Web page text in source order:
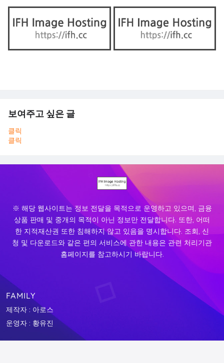
보여주고 싶은 글
클릭
클릭
※ 해당 웹사이트는 정보 전달을 목적으로 운영하고 있으며, 금융
상품 판매 및 중개의 목적이 아닌 정보만 전달합니다. 또한, 어떠
한 지적재산권 또한 침해하지 않고 있음을 명시합니다. 조회, 신
청 및 다운로드와 같은 편의 서비스에 관한 내용은 관련 처리기관
홈페이지를 참고하시기 바랍니다.
FAMILY
제작자 : 아로스
운영자 : 황유진